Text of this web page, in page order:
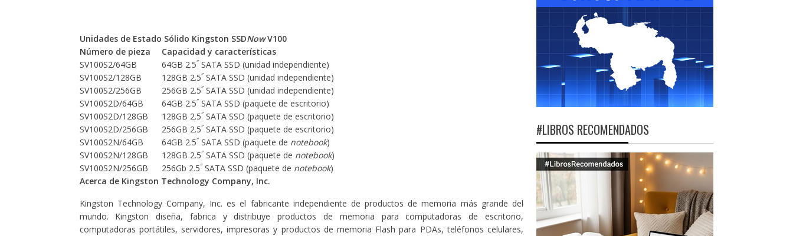
Unidades de Estado Sólido Kingston SSDNowV100
Número de pieza
Capacidad y características
SV100S2/64GB
64GB 2.5″SATA SSD (unidad independiente)
SV100S2/128GB
128GB 2.5″SATA SSD (unidad independiente)
SV100S2/256GB
256GB 2.5″SATA SSD (unidad independiente)
SV100S2D/64GB
64GB 2.5″SATA SSD (paquete de escritorio)
SV100S2D/128GB
128GB 2.5″SATA SSD (paquete de escritorio)
SV100S2D/256GB
256GB 2.5″SATA SSD (paquete de escritorio)
SV100S2N/64GB
64GB 2.5″SATA SSD (paquete de notebook)
SV100S2N/128GB
128GB 2.5″SATA SSD (paquete de notebook)
SV100S2N/256GB
256Gb 2.5″SATA SSD (paquete de notebook)
Acerca de Kingston Technology Company, Inc.
Kingston Technology Company, Inc. es el fabricante independiente de productos de memoria más grande del
mundo. Kingston diseña, fabrica y distribuye productos de memoria para computadoras de escritorio,
computadoras portátiles, servidores, impresoras y productos de memoria Flash para PDAs, teléfonos celulares,
#LIBROS RECOMENDADOS